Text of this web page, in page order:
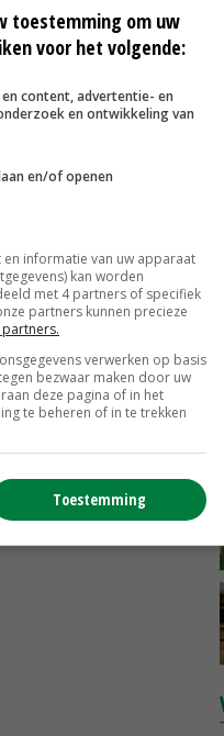
toestemming om uw
voor het volgende:
content, advertentie- en
en ontwikkeling van
en/of openen
informatie van uw apparaat
kan worden
met 4 partners of specifiek
partners kunnen precieze
verwerken op basis
bezwaar maken door uw
deze pagina of in het
te beheren of in te trekken
Toestemming